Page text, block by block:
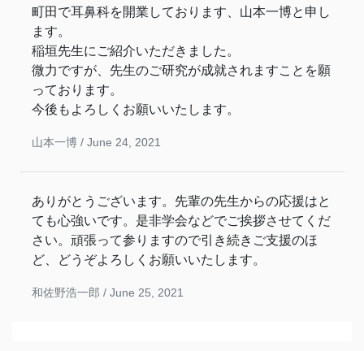
町田で耳鼻科を開業しております、山本一博と申し
ます。
稲垣先生にご紹介いただきました。
微力ですが、先生のご研究が成就されますことを願
っております。
今後もよろしくお願いいたします。
山本一博 / June 24, 2021
ありがとうございます。先輩の先生からの応援はと
ても心強いです。是非学会などでご挨拶させてくだ
さい。頑張って参りますので引き続きご支援のほ
ど、どうぞよろしくお願いいたします。
和佐野浩一郎 / June 25, 2021